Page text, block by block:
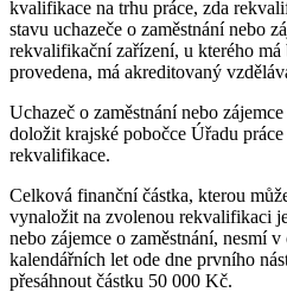
kvalifikace na trhu práce, zda
stavu uchazeče o zaměstnání nebo
rekvalifikační zařízení, u kterého
provedena, má akreditovaný
Uchazeč o zaměstnání nebo
doložit krajské pobočce Úřadu
rekvalifikace.
Celková finanční částka, kterou
vynaložit na zvolenou rekvalifikaci
nebo zájemce o zaměstnání, nesmí
kalendářních let ode dne prvního
přesáhnout částku 50 000 Kč.